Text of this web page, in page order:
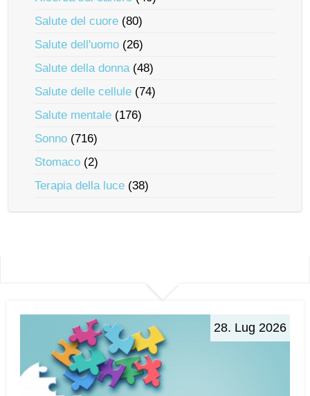
Salute del cuore (80)
Salute dell'uomo (26)
Salute della donna(48)
Salute delle cellule (74)
Salute mentale (176)
Sonno (716)
Stomaco (2)
Terapia della luce (38)
28. Lug 2026